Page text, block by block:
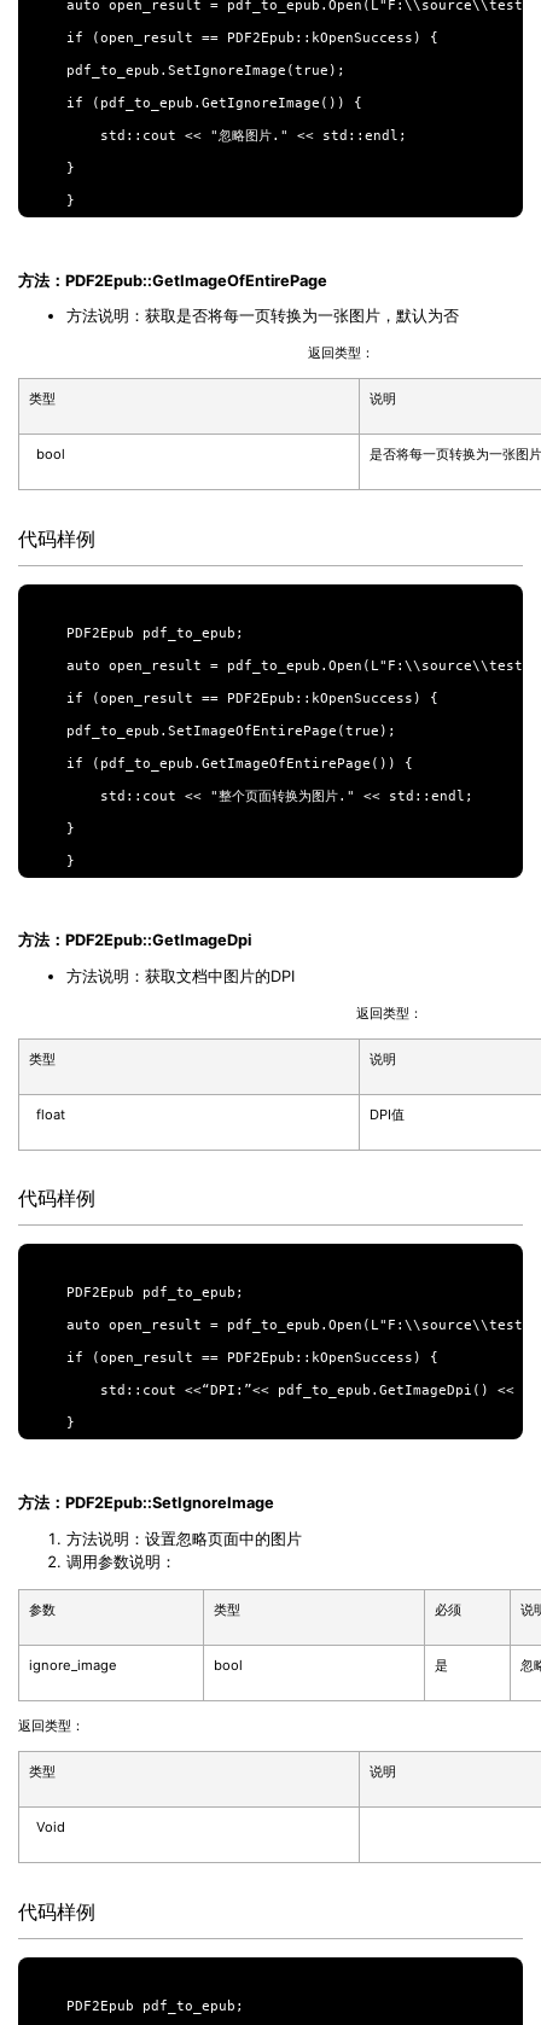
auto open_result =
if (open_result == PDF2Epub::kOpenSuccess) {
pdf_to_epub.SetIgnoreImage(true);
if (pdf_to_epub.GetIgnoreImage()) {
    std::cout << "忽略图片." << std::endl;
}
方法：PDF2Epub::GetImageOfEntirePage
方法说明：获取是否将每一页转换为一张图片，默认为否
返回类型：
类型 说明
bool 是否将每一页转换为一张图片
代码样例
PDF2Epub pdf_to_epub;
auto open_result =
if (open_result == PDF2Epub::kOpenSuccess) {
pdf_to_epub.SetImageOfEntirePage(true);
if (pdf_to_epub.GetImageOfEntirePage()) {
    std::cout << "整个页面转换为图片." << std::endl;
}
方法：PDF2Epub::GetImageDpi
方法说明：获取文档中图片的DPI
返回类型：
类型 说明
float DPI值
代码样例
PDF2Epub pdf_to_epub;
auto open_result =
if (open_result == PDF2Epub::kOpenSuccess) {
std::cout <<“DPI:”<< pdf_to_epub.GetImageDpi() <<
方法：PDF2Epub::SetIgnoreImage
方法说明：设置忽略页面中的图片
调用参数说明：
参数 类型 必须 说
ignore_image bool 是 忽
返回类型：
类型 说明
Void
代码样例
PDF2Epub pdf_to_epub;